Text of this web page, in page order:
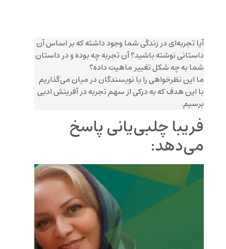
آیا تجربه‌ای در زندگی شما وجود داشته که بر اساس آن
داستانی نوشته باشید؟ آن تجربه چه بوده و در داستان
شما به چه شکل تغییر ماهیت داده؟
ما این نظرخواهی را با نویسندگان در میان می‌گذاریم
با این هدف که به درکی از سهم تجربه در آفرینش ادبی
برسیم.
فریبا چلبی‌یانی پاسخ
می‌دهد: